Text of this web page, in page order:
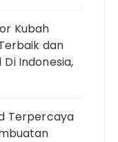
Kubah
dan
Indonesia,
Terpercaya